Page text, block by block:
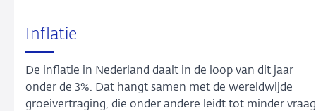
Inflatie
De inflatie in Nederland daalt in de loop van dit jaar
onder de 3%. Dat hangt samen met de wereldwijde
groeivertraging, die onder andere leidt tot minder vraag